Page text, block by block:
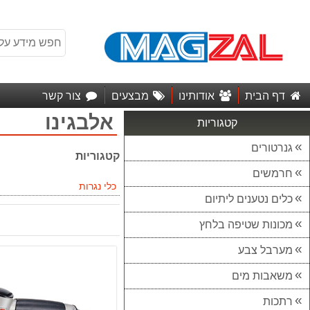
דף הבית אודותינו מבצעים צור קשר
קטגוריות
גנרטורים
חרמשים
כלים נטענים ליתיום
מכונות שטיפה בלחץ
מערבל צבע
משאבות מים
רתכות
אלבגינו
קטגוריות
כלי נגרות